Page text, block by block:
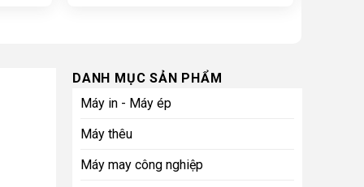
DANH MỤC SẢN PHẨM
Máy in - Máy ép
Máy thêu
Máy may công nghiệp